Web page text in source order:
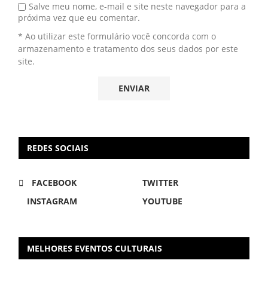
Salve meu nome, e-mail e site neste navegador para a
próxima vez que eu comentar.
* Ao utilizar este formulário você concorda com o
armazenamento e tratamento dos seus dados por este
site.
REDES SOCIAIS
FACEBOOK
TWITTER
INSTAGRAM
YOUTUBE
MELHORES EVENTOS CULTURAIS